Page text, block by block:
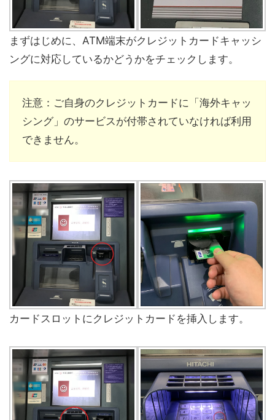
まずはじめに、ATM端末がクレジットカードキャッシ
ングに対応しているかどうかをチェックします。
注意：ご自身のクレジットカードに「海外キャッ
シング」のサービスが付帯されていなければ利用
できません。
カードスロットにクレジットカードを挿入します。